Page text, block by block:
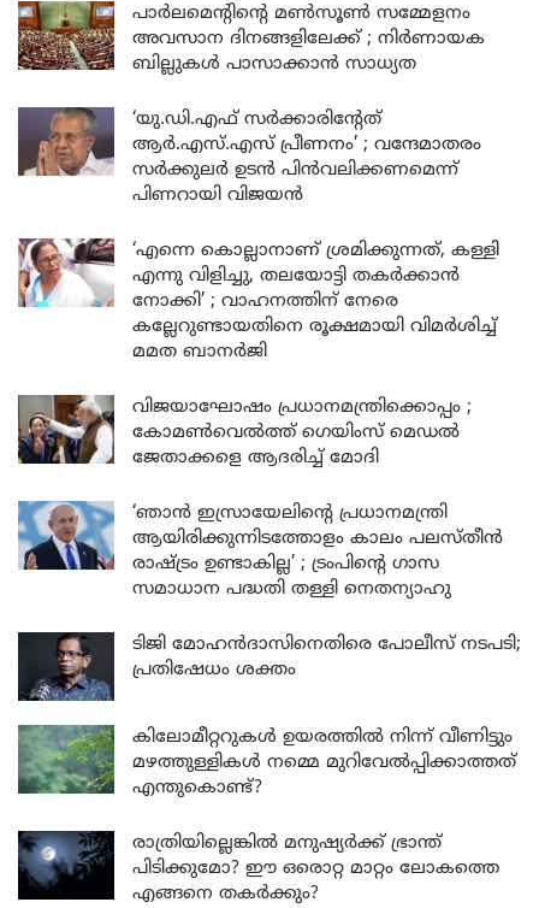
പാർലമെന്റിന്റെ മൺസൂൺ സമ്മേളനം
അവസാന ദിനങ്ങളിലേക്ക് ; നിർണായക
ബില്ലുകൾ പാസാക്കാൻ സാധ്യത
‘യു.ഡി.എഫ് സർക്കാരിന്റേത്
ആർ.എസ്.എസ് പ്രീണനം’ ; വന്ദേമാതരം
സർക്കുലർ ഉടൻ പിൻവലിക്കണമെന്ന്
പിണറായി വിജയൻ
‘എന്നെ കൊല്ലാനാണ് ശ്രമിക്കുന്നത്, കള്ളി
എന്നു വിളിച്ചു, തലയോട്ടി തകർക്കാൻ
നോക്കി’ ; വാഹനത്തിന് നേരെ
കല്ലേറുണ്ടായതിനെ രൂക്ഷമായി വിമർശിച്ച്
മമത ബാനർജി
വിജയാഘോഷം പ്രധാനമന്ത്രിക്കൊപ്പം ;
കോമൺവെൽത്ത് ഗെയിംസ് മെഡൽ
ജേതാക്കളെ ആദരിച്ച് മോദി
‘ഞാൻ ഇസ്രായേലിന്റെ പ്രധാനമന്ത്രി
ആയിരിക്കുന്നിടത്തോളം കാലം പലസ്തീൻ
രാഷ്ട്രം ഉണ്ടാകില്ല’ ; ട്രംപിന്റെ ഗാസ
സമാധാന പദ്ധതി തള്ളി നെതന്യാഹു
ടിജി മോഹൻദാസിനെതിരെ പോലീസ് നടപടി;
പ്രതിഷേധം ശക്തം
കിലോമീറ്ററുകൾ ഉയരത്തിൽ നിന്ന് വീണിട്ടും
മഴത്തുള്ളികൾ നമ്മെ മുറിവേൽപ്പിക്കാത്തത്
എന്തുകൊണ്ട്?
രാത്രിയില്ലെങ്കിൽ മനുഷ്യർക്ക് ഭ്രാന്ത്
പിടിക്കുമോ? ഈ ഒരൊറ്റ മാറ്റം ലോകത്തെ
എങ്ങനെ തകർക്കും?